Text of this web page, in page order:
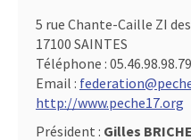
5 rue Chante-Caille ZI
17100 SAINTES
Téléphone : 05.46.98.98.79
Email :
http://www.peche17.org
Président : Gilles